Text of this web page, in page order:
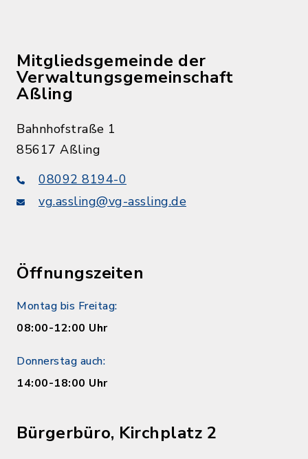
Mitgliedsgemeinde der
Verwaltungsgemeinschaft
Aßling
Bahnhofstraße 1
85617 Aßling
08092 8194-0
vg.assling@vg-assling.de
Öffnungszeiten
Montag bis Freitag:
08:00-12:00 Uhr
Donnerstag auch:
14:00-18:00 Uhr
Bürgerbüro, Kirchplatz 2